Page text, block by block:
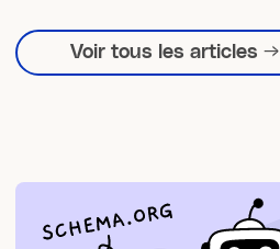
Voir tous les articles →